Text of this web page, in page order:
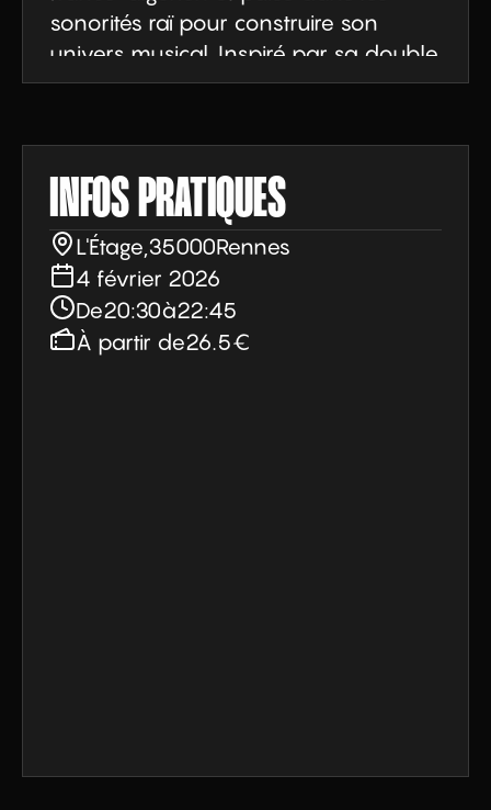
sonorités raï pour construire son
univers musical. Inspiré par sa double
culture et la modernité de son
rassemble sous le nom de Khedma
(le travail en arabe). Danyl sortira son
premier album à l’automne prochain.
INFOS PRATIQUES
L'Étage 35000Rennes
4 février 2026
De20:30à22:45
À partir de26.5€